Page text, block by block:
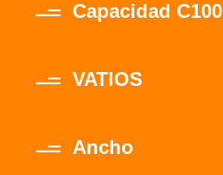
Capacidad C100
VATIOS
Ancho